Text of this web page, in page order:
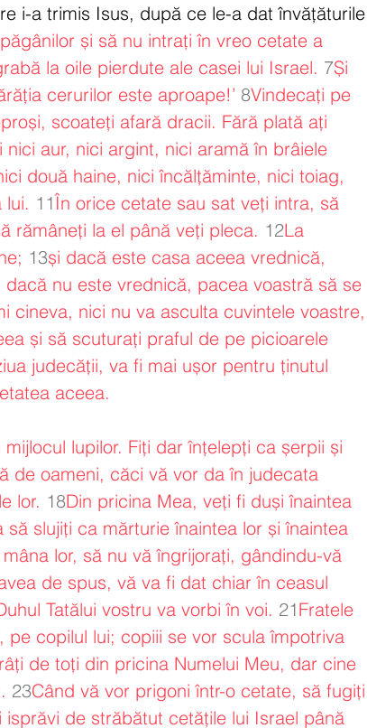
i-a trimis Isus, după ce le-a dat învățăturile
și să nu intrați în vreo cetate a
la oile pierdute ale casei lui Israel. 7Și
cerurilor este aproape!’ 8Vindecați pe
scoateți afară dracii. Fără plată ați
nici aur, nici argint, nici aramă în brâiele
două haine, nici încălțăminte, nici toiag,
lui. 11În orice cetate sau sat veți intra, să
rămâneți la el până veți pleca. 12La
13și dacă este casa aceea vrednică,
nu este vrednică, pacea voastră să se
cineva, nici nu va asculta cuvintele voastre,
și să scuturați praful de pe picioarele
judecății, va fi mai ușor pentru ținutul
aceea.
lupilor. Fiți dar înțelepți ca șerpii și
de oameni, căci vă vor da în judecata
lor. 18Din pricina Mea, veți fi duși înaintea
slujiți ca mărturie înaintea lor și înaintea
lor, să nu vă îngrijorați, gândindu-vă
de spus, vă va fi dat chiar în ceasul
Tatălui vostru va vorbi în voi. 21Fratele
copilul lui; copiii se vor scula împotriva
de toți din pricina Numelui Meu, dar cine
23Când vă vor prigoni într-o cetate, să fugiți
de străbătut cetățile lui Israel până